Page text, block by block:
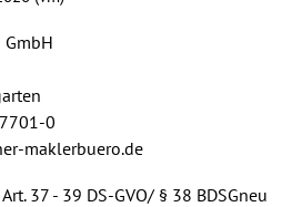
0
maklerbuero.de
37 - 39 DS-GVO/ § 38 BDSGneu